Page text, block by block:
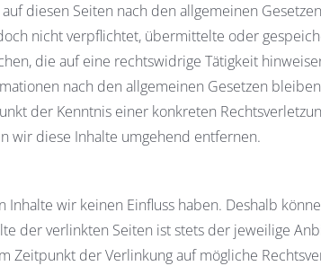
diesen Seiten nach den allgemeinen Gesetzen
nicht verpflichtet, übermittelte oder
die auf eine rechtswidrige Tätigkeit
nach den allgemeinen Gesetzen
der Kenntnis einer konkreten
wir diese Inhalte umgehend entfernen.
wir keinen Einfluss haben. Deshalb
der verlinkten Seiten ist stets der jeweilige
Zeitpunkt der Verlinkung auf mögliche